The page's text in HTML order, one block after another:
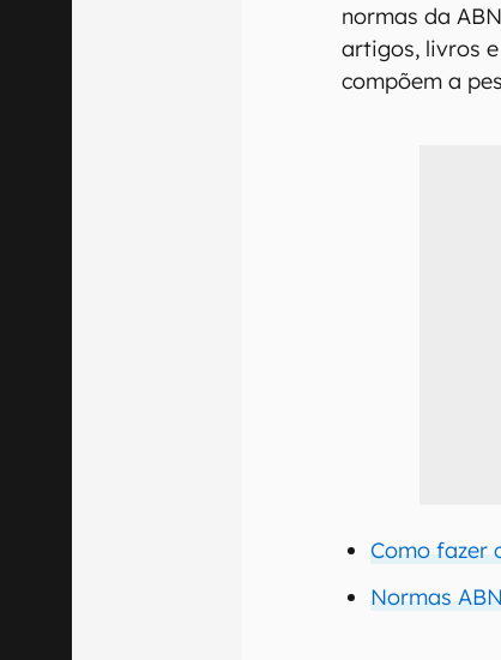
normas da
artigos, livros
compõem a
Como fazer
Normas